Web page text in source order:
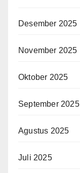
Desember 2025
November 2025
Oktober 2025
September 2025
Agustus 2025
Juli 2025